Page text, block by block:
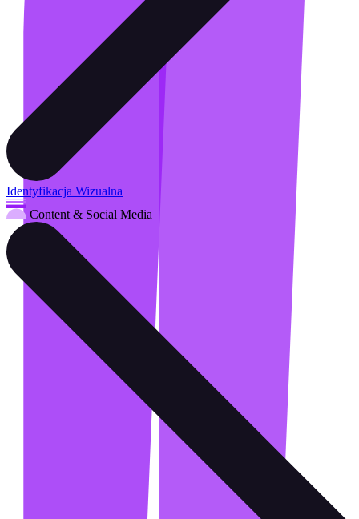
Identyfikacja Wizualna
Content & Social Media